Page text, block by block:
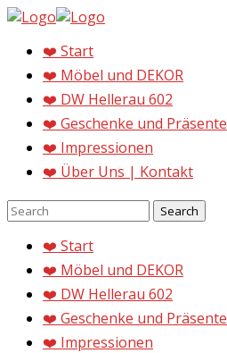
❤️ Start
❤️ Möbel und DEKOR
❤️ DW Hellerau 602
❤️ Geschenke und Präsente
❤️ Impressionen
❤️ Über Uns | Kontakt
❤️ Start
❤️ Möbel und DEKOR
❤️ DW Hellerau 602
❤️ Geschenke und Präsente
❤️ Impressionen